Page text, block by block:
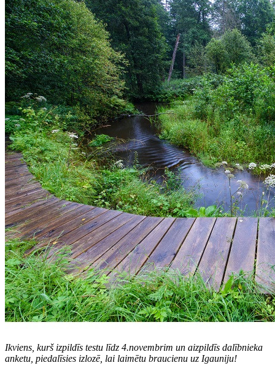
Ikviens, kurš izpildīs testu līdz 4.novembrim un aizpildīs dalībnieka
anketu, piedalīsies izlozē, lai laimētu braucienu uz Igauniju!